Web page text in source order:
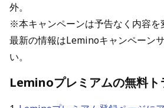
外。
※本キャンペーンは予告なく内容を
最新の情報はLeminoキャンペーン
い。
Leminoプレミアムの無料ト